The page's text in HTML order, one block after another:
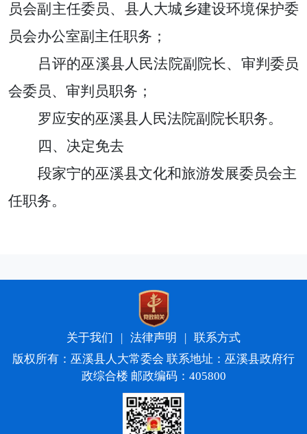
员会副主任委员、县人大城乡建设环境保护委
员会办公室副主任职务；
吕评的巫溪县人民法院副院长、 审判委员
会委员、审判员职务 ；
罗应安的巫溪县人民法院副院长职务。
四、决定免去
段家宁的巫溪县文化和旅游发展委员会主
任职务。
关于我们 | 法律声明 | 联系方式
版权所有：巫溪县人大常委会 联系地址：巫溪县政府行
政综合楼 邮政编码：405800